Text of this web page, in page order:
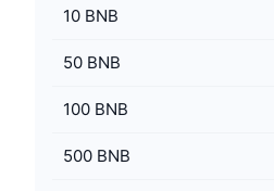
10 BNB
50 BNB
100 BNB
500 BNB